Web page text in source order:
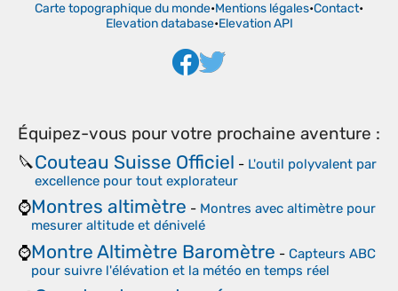
Carte topographique du monde•Mentions légales•Contact•
Elevation database•Elevation API
Équipez-vous pour votre prochaine aventure :
🔪Couteau Suisse Officiel - L'outil polyvalent par
excellence pour tout explorateur
⌚Montres altimètre - Montres avec altimètre pour
mesurer altitude et dénivelé
⌚Montre Altimètre Baromètre - Capteurs ABC
pour suivre l'élévation et la météo en temps réel